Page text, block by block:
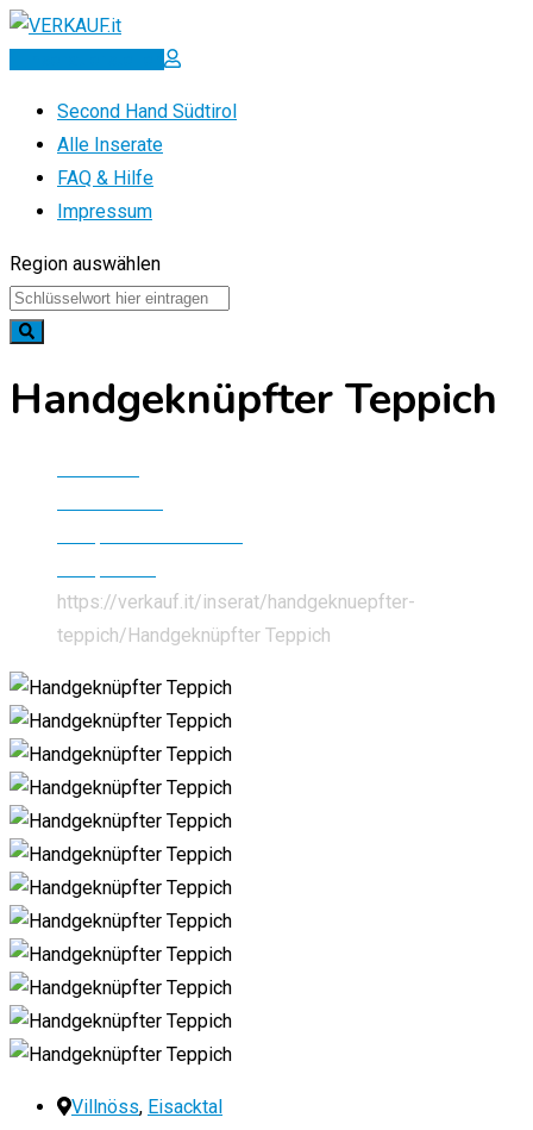
Zum
Inserat erstellen
Second Hand Südtirol
Alle Inserate
FAQ & Hilfe
Impressum
Region auswählen
Handgeknüpfter Teppich
https://verkauf.it/inserat/handgeknuepfter-
teppich/ Handgeknüpfter Teppich
Villnöss, Eisacktal